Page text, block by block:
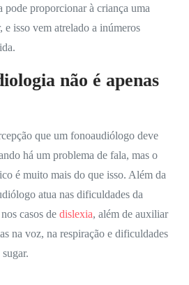
proporcionar à criança uma
e isso vem atrelado a inúmeros
não é apenas
que um fonoaudiólogo deve
há um problema de fala, mas o
é muito mais do que isso. Além da
atua nas dificuldades da
casos dedislexia, além de auxiliar
na voz, na respiração e dificuldades